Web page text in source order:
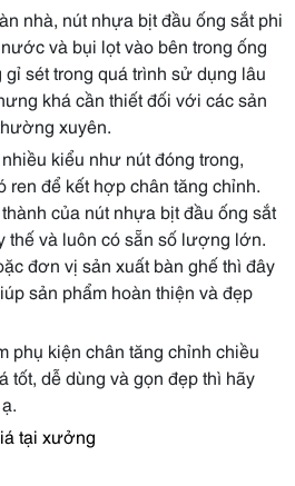
nhà, nút nhựa bịt đầu ống sắt phi
và bụi lọt vào bên trong ống
sét trong quá trình sử dụng lâu
khá cần thiết đối với các sản
xuyên.
kiểu như nút đóng trong,
ren để kết hợp chân tăng chỉnh.
của nút nhựa bịt đầu ống sắt
thế và luôn có sẵn số lượng lớn.
đơn vị sản xuất bàn ghế thì đây
sản phẩm hoàn thiện và đẹp
phụ kiện chân tăng chỉnh chiều
tốt, dễ dùng và gọn đẹp thì hãy
tại xưởng